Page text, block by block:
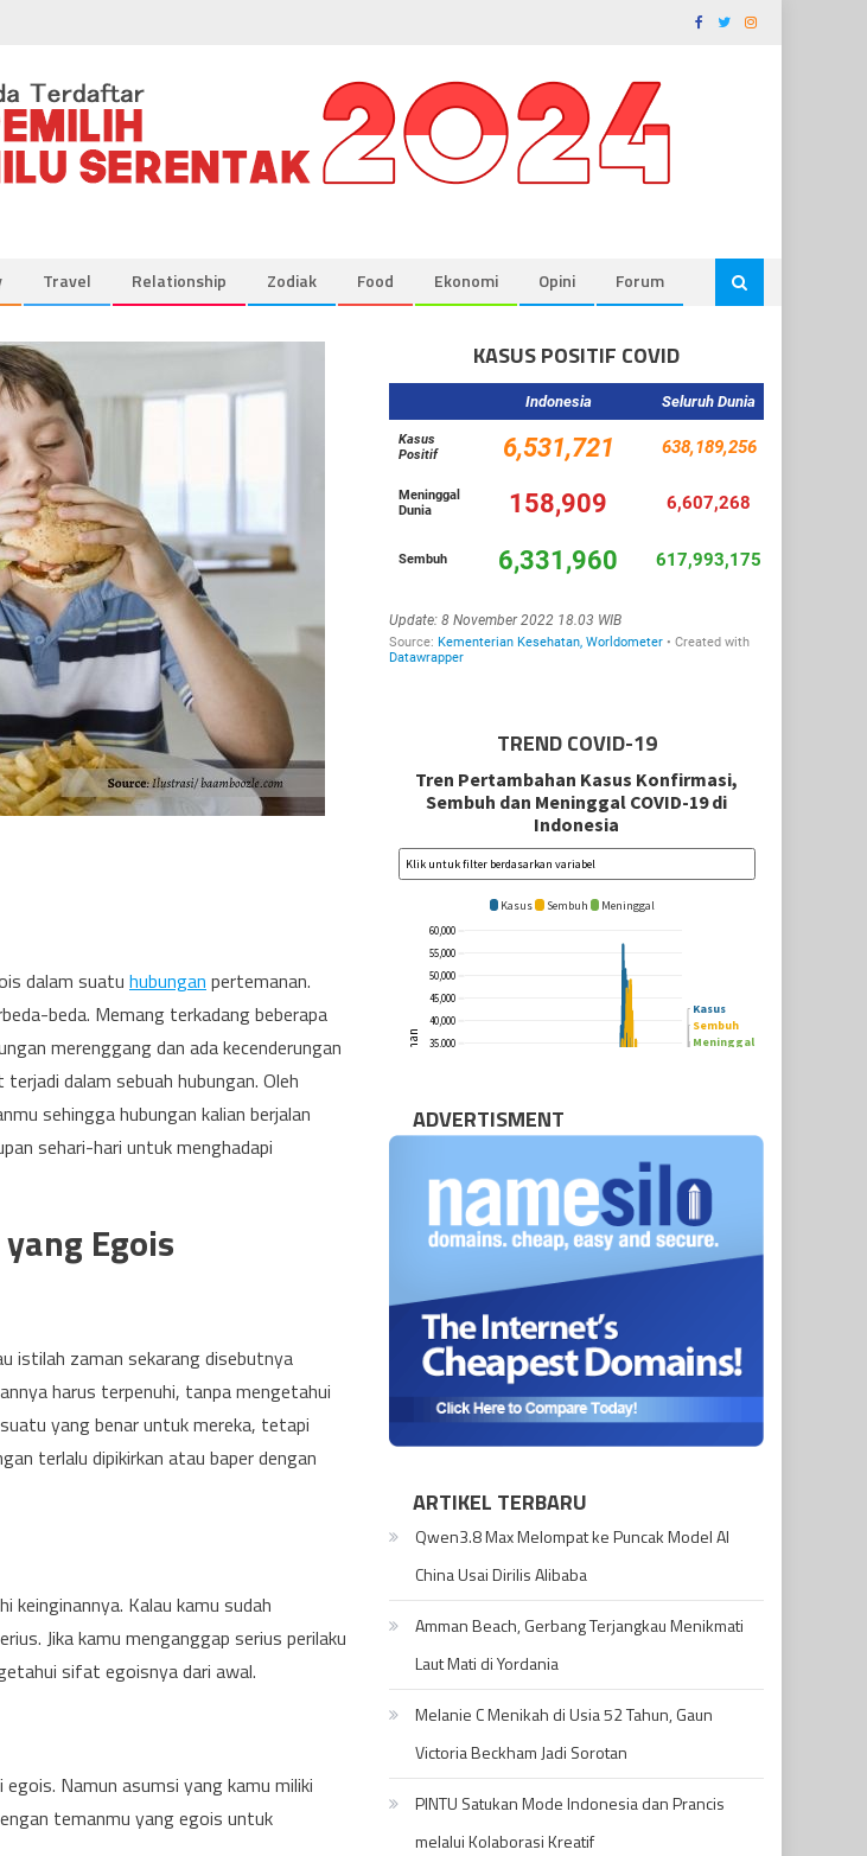
Travel Relationship Zodiak Food Ekonomi Opini Forum
dalam suatu hubungan pertemanan.
beda. Memang terkadang beberapa
merenggang dan ada kecenderungan
dalam sebuah hubungan. Oleh
sehingga hubungan kalian berjalan
sehari-hari untuk menghadapi
Egois
istilah zaman sekarang disebutnya
harus terpenuhi, tanpa mengetahui
yang benar untuk mereka, tetapi
terlalu dipikirkan atau baper dengan
keinginannya. Kalau kamu sudah
Jika kamu menganggap serius perilaku
sifat egoisnya dari awal.
Namun asumsi yang kamu miliki
temanmu yang egois untuk
KASUS POSITIF COVID
TREND COVID-19
ADVERTISMENT
ARTIKEL TERBARU
Qwen3.8 Max Melompat ke Puncak Model AI
China Usai Dirilis Alibaba
Amman Beach, Gerbang Terjangkau Menikmati
Laut Mati di Yordania
Melanie C Menikah di Usia 52 Tahun, Gaun
Victoria Beckham Jadi Sorotan
PINTU Satukan Mode Indonesia dan Prancis
melalui Kolaborasi Kreatif